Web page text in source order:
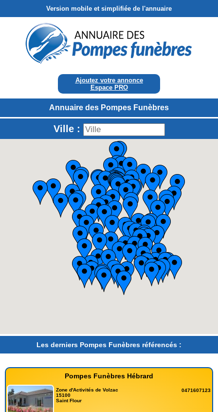
Version mobile et simplifiée de l'annuaire
Ajoutez votre annonce
Espace PRO
Annuaire des Pompes Funèbres
Ville :
Les derniers Pompes Funèbres référencés :
Pompes Funèbres Hébrard
Zone d'Activités de Volzac
15100
Saint Flour
0471607123